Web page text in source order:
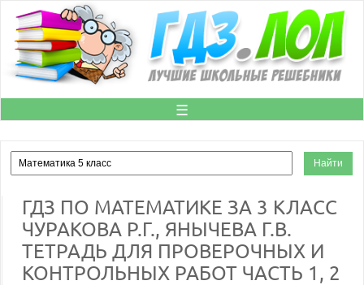
☰
ГДЗ ПО МАТЕМАТИКЕ ЗА 3 КЛАСС
ЧУРАКОВА Р.Г., ЯНЫЧЕВА Г.В.
ТЕТРАДЬ ДЛЯ ПРОВЕРОЧНЫХ И
КОНТРОЛЬНЫХ РАБОТ ЧАСТЬ 1, 2